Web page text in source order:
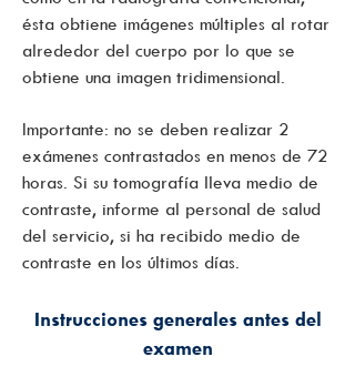
ésta obtiene imágenes múltiples al rotar
alrededor del cuerpo por lo que se
obtiene una imagen tridimensional.
Importante: no se deben realizar 2
exámenes contrastados en menos de 72
horas. Si su tomografía lleva medio de
contraste, informe al personal de salud
del servicio, si ha recibido medio de
contraste en los últimos días.
Instrucciones generales antes del
examen